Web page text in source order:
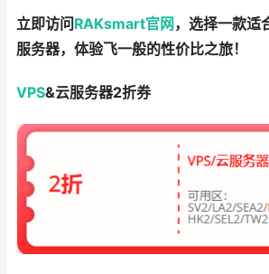
立即访问RAKsmart官网 ，选择一款适
服务器，体验飞一般的性价比之旅！
VPS&云服务器2折券